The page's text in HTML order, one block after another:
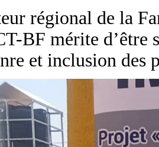
régional de la
BF mérite d’être
et inclusion des